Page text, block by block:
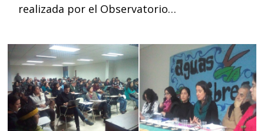
realizada por el Observatorio…